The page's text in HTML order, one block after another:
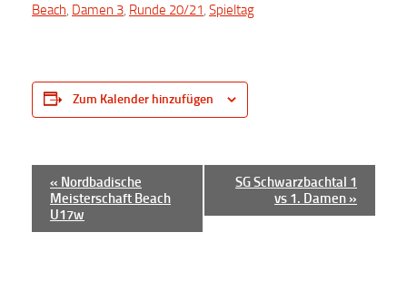
Beach Damen 3 Runde 20/21 Spieltag
Zum Kalender hinzufügen
r
« Nordbadische
Meisterschaft Beach
U17w
SG Schwarzbachtal 1
vs 1. Damen »